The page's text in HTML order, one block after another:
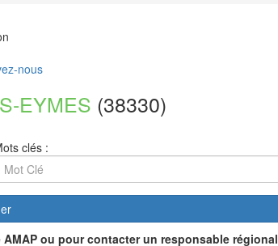
nous
EYMES (38330)
clés :
ou pour contacter un responsable régional